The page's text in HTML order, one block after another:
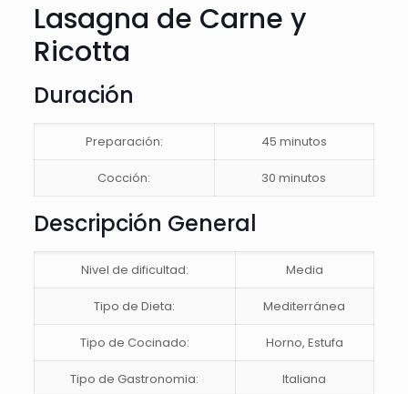
Lasagna de Carne y
Ricotta
Duración
Preparación: 45 minutos
Cocción: 30 minutos
Descripción General
Nivel de dificultad: Media
Tipo de Dieta: Mediterránea
Tipo de Cocinado: Horno, Estufa
Tipo de Gastronomia: Italiana